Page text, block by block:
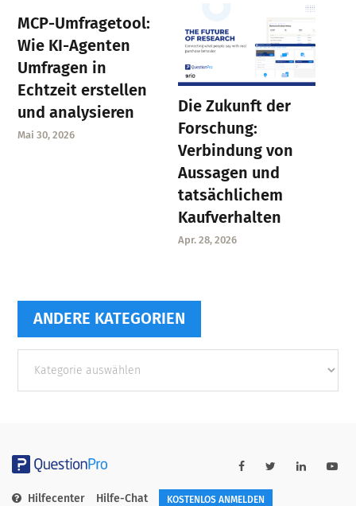
MCP-Umfragetool:
Wie KI-Agenten
Umfragen in
Echtzeit erstellen
und analysieren
Mai 30, 2026
Die Zukunft der
Forschung:
Verbindung von
Aussagen und
tatsächlichem
Kaufverhalten
Apr. 28, 2026
ANDERE KATEGORIEN
Kategorien
Hilfecenter Hilfe-Chat KOSTENLOS ANMELDEN